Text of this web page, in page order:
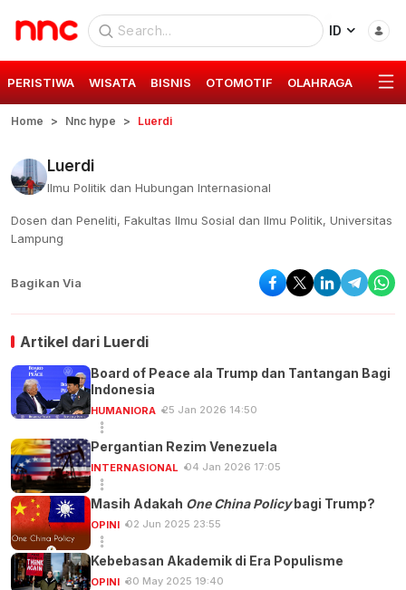
ID
PERISTIWA WISATA BISNIS OTOMOTIF OLAHRAGA GAYA
Home Nnc hype Luerdi
Luerdi
Ilmu Politik dan Hubungan Internasional
Dosen dan Peneliti, Fakultas Ilmu Sosial dan Ilmu Politik, Universitas
Lampung
Bagikan Via
Artikel dari Luerdi
Board of Peace ala Trump dan Tantangan Bagi
Indonesia
HUMANIORA 25 Jan 2026 14:50
Pergantian Rezim Venezuela
INTERNASIONAL 04 Jan 2026 17:05
Masih Adakah One China Policybagi Trump?
OPINI 02 Jun 2025 23:55
Kebebasan Akademik di Era Populisme
OPINI 30 May 2025 19:40